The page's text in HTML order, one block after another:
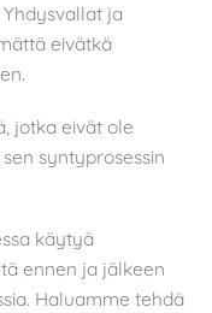
ja
eivätkä
jotka eivät ole
syntyprosessin
käytyä
ennen ja jälkeen
Haluamme tehdä